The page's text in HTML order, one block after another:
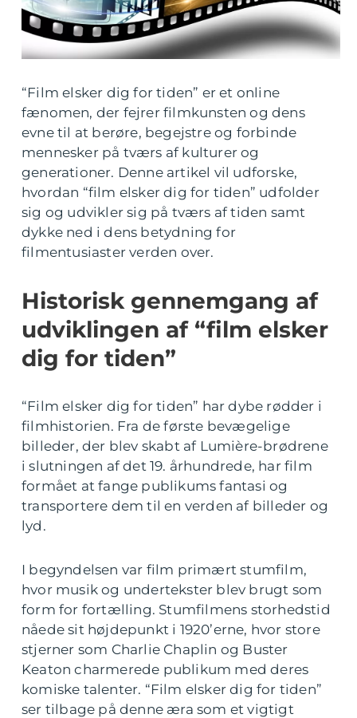
“Film elsker dig for tiden” er et online
fænomen, der fejrer filmkunsten og dens
evne til at berøre, begejstre og forbinde
mennesker på tværs af kulturer og
generationer. Denne artikel vil udforske,
hvordan “film elsker dig for tiden” udfolder
sig og udvikler sig på tværs af tiden samt
dykke ned i dens betydning for
filmentusiaster verden over.
Historisk gennemgang af
udviklingen af “film elsker
dig for tiden”
“Film elsker dig for tiden” har dybe rødder i
filmhistorien. Fra de første bevægelige
billeder, der blev skabt af Lumière-brødrene
i slutningen af det 19. århundrede, har film
formået at fange publikums fantasi og
transportere dem til en verden af billeder og
lyd.
I begyndelsen var film primært stumfilm,
hvor musik og undertekster blev brugt som
form for fortælling. Stumfilmens storhedstid
nåede sit højdepunkt i 1920’erne, hvor store
stjerner som Charlie Chaplin og Buster
Keaton charmerede publikum med deres
komiske talenter. “Film elsker dig for tiden”
ser tilbage på denne æra som et vigtigt